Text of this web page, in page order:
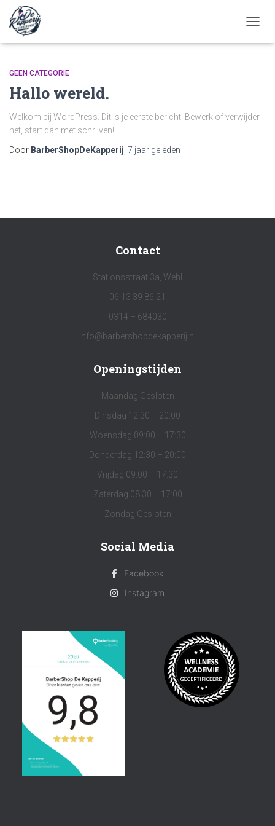
GEEN CATEGORIE
Hallo wereld.
Welkom bij WordPress. Dit is je eerste bericht. Bewerk of verwijder
het, start dan met schrijven!
Door BarberShopDeKapperij 7 jaar geleden
Contact
Stationsstraat 3a, Wehl
06 13 39 86 21
0314 – 684030
info@barbershopdekapperij.nl
Openingstijden
Maandag Gesloten
Dinsdag 12:30 – 20:00
Woensdag 09:00 – 17:30
Donderdag 12:30 – 20:00
Vrijdag 09:00 – 17:30
Zaterdag 08:30 – 17:00
Zondag Gesloten
Social Media
Facebook
Instagram